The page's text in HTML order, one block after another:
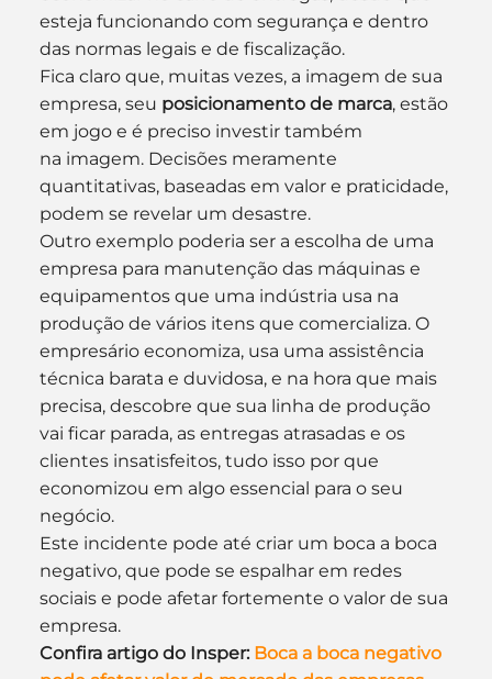
esteja funcionando com segurança e dentro
das normas legais e de fiscalização.
Fica claro que, muitas vezes, a imagem de sua
empresa, seu posicionamento de marca, estão
em jogo e é preciso investir também
na imagem. Decisões meramente
quantitativas, baseadas em valor e praticidade,
podem se revelar um desastre.
Outro exemplo poderia ser a escolha de uma
empresa para manutenção das máquinas e
equipamentos que uma indústria usa na
produção de vários itens que comercializa. O
empresário economiza, usa uma assistência
técnica barata e duvidosa, e na hora que mais
precisa, descobre que sua linha de produção
vai ficar parada, as entregas atrasadas e os
clientes insatisfeitos, tudo isso por que
economizou em algo essencial para o seu
negócio.
Este incidente pode até criar um boca a boca
negativo, que pode se espalhar em redes
sociais e pode afetar fortemente o valor de sua
empresa.
Confira artigo do Insper: Boca a boca negativo